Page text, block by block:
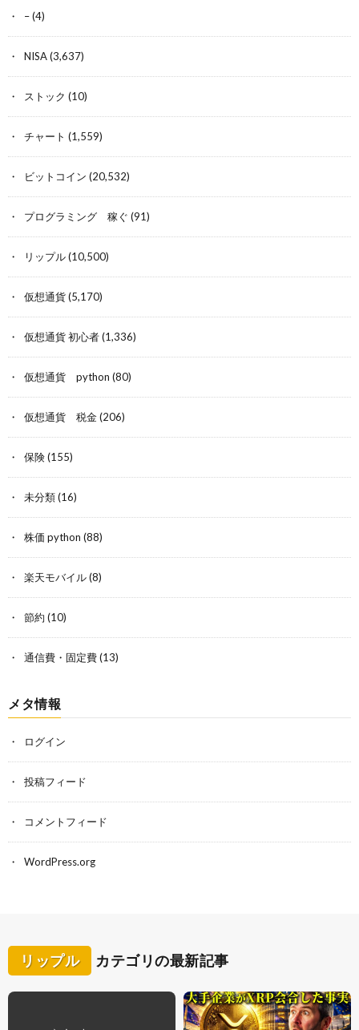
–(4)
NISA(3,637)
ストック (10)
チャート (1,559)
ビットコイン (20,532)
プログラミング 稼ぐ (91)
リップル(10,500)
仮想通貨(5,170)
仮想通貨 初心者(1,336)
仮想通貨 python (80)
仮想通貨 税金(206)
保険(155)
未分類(16)
株価 python (88)
楽天モバイル(8)
節約 (10)
通信費・固定費(13)
メタ情報
ログイン
投稿フィード
コメントフィード
WordPress.org
リップル カテゴリの最新記事